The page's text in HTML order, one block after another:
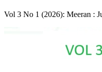
Vol 3 No 1 (2026): Meeran :